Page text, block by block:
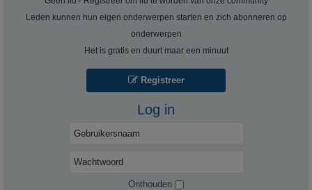
Leden kunnen hun eigen onderwerpen starten en zich abonneren op
onderwerpen
Het is gratis en duurt maar een minuut
Registreer
Log in
Onthouden